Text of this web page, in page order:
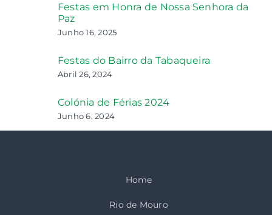
Festas em Honra de Nossa Senhora da
Paz
Junho 16, 2025
Festas do Bairro da Tabaqueira
Abril 26, 2024
Colónia de Férias 2024
Junho 6, 2024
Home
Rio de Mouro